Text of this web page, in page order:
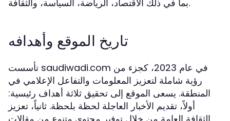
بما في ذلك الاقتصاد، الرياضة، السياسة، والثقافة.
تاريخ الموقع وأهدافه
تأسست saudiwadi.com في عام 2023، كجزء من
رؤية شاملة لتعزيز المعلومات والتفاعل الإعلامي في
المنطقة. يسعى الموقع إلى تحقيق ثلاثة أهداف رئيسية:
أولاً، تقديم الأخبار العاجلة لحظة بلحظة. ثانياً، تعزيز